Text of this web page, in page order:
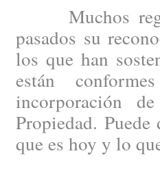
Muchos
pasados su
los que han
están
incorporación
Propiedad.
que es hoy y lo